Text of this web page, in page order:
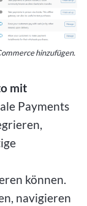
hinzufügen.
mit
Payments
können.
navigieren